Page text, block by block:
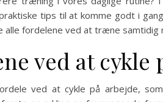
tips til at komme godt i
alle fordelene ved at træne
ved at cykle
ved at cykle på arbejde,